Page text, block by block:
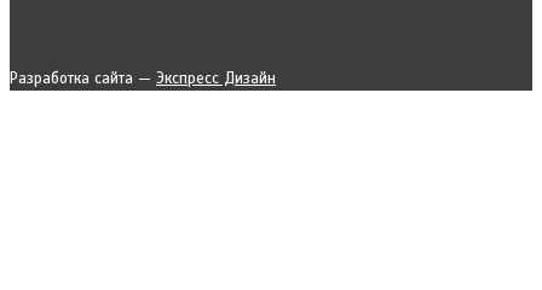
Разработка сайта — Экспресс Дизайн